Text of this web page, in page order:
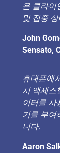
은 클라이
및 집중
John
Sensato,
휴대폰에
시 액세스
이터를 사
기를 부여
니다.
Aaron